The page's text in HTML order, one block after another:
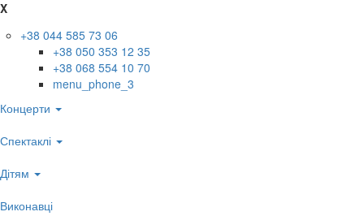
X
+38 044 585 73 06
+38 050 353 12 35
+38 068 554 10 70
menu_phone_3
Концерти
Спектаклі
Дітям
Виконавці